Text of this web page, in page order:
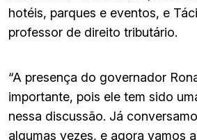
hotéis, parques e eventos, e
professor de direito tributário.
“A presença do governador
importante, pois ele tem sido
nessa discussão. Já
algumas vezes, e agora vamos